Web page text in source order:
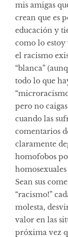
mis amigas
crean que es
educación y
como lo estoy
el racismo
“blanca”
todo lo que
pero no
cuando las
comentarios
claramente
homofobos
Sean sus
“racismo!”
molesta,
valor en las
próxima vez